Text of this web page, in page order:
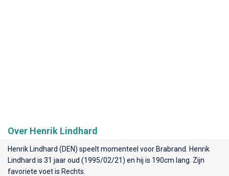
Over Henrik Lindhard
Henrik Lindhard (DEN) speelt momenteel voor Brabrand
. Henrik
Lindhard is 31 jaar oud (1995/02/21) en hij is 190cm lang. Zijn
favoriete voet is Rechts.